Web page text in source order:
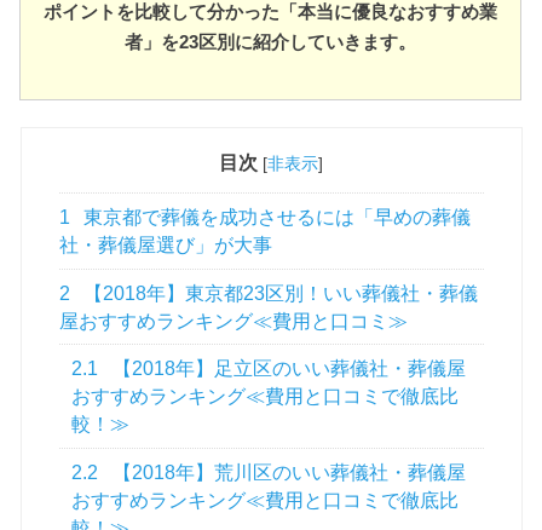
ポイントを比較して分かった「本当に優良なおすすめ業
者」を23区別に紹介していきます。
目次 [非表示]
1
東京都で葬儀を成功させるには「早めの葬儀
社・葬儀屋選び」が大事
2
【2018年】東京都23区別！いい葬儀社・葬儀
屋おすすめランキング≪費用と口コミ≫
2.1
【2018年】足立区のいい葬儀社・葬儀屋
おすすめランキング≪費用と口コミで徹底比
較！≫
2.2
【2018年】荒川区のいい葬儀社・葬儀屋
おすすめランキング≪費用と口コミで徹底比